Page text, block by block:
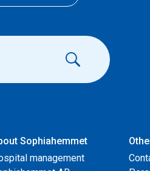
Sophiahemmet
management